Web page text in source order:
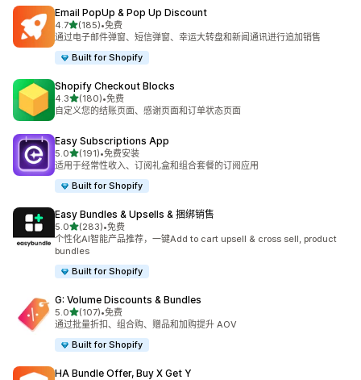
Email PopUp & Pop Up Discount
4.7星（满分 5 星）
(185)
总共 185 条评论
•免费
通过电子邮件弹窗、短信弹窗、幸运大转盘和新闻通讯进行追加销售
Built for Shopify
Shopify Checkout Blocks
4.3星（满分 5 星）
(180)
总共 180 条评论
•免费
自定义您的结账页面、感谢页面和订单状态页面
Easy Subscriptions App
5.0星（满分 5 星）
(191)
总共 191 条评论
•免费安装
适用于经常性收入、订阅礼盒和组合套餐的订阅应用
Built for Shopify
Easy Bundles & Upsells & 捆绑销售
5.0星（满分 5 星）
(283)
总共 283 条评论
•免费
个性化AI智能产品推荐，一键Add to cart upsell & cross sell, product
bundles
Built for Shopify
G: Volume Discounts & Bundles
5.0星（满分 5 星）
(107)
总共 107 条评论
•免费
通过批量折扣、组合购、赠品和加购提升 AOV
Built for Shopify
HA Bundle Offer, Buy X Get Y